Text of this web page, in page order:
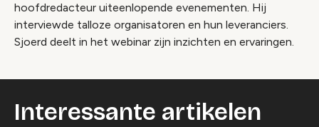
hoofdredacteur uiteenlopende evenementen. Hij
interviewde talloze organisatoren en hun leveranciers.
Sjoerd deelt in het webinar zijn inzichten en ervaringen.
Interessante artikelen